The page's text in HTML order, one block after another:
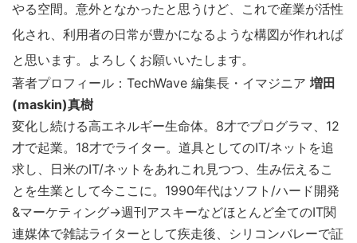
やる空間。意外となかったと思うけど、これで産業が活性
化され、利用者の日常が豊かになるような構図が作れれば
と思います。よろしくお願いいたします。
著者プロフィール：TechWave 編集長・イマジニア 増田
(maskin)真樹
変化し続ける高エネルギー生命体。8才でプログラマ、12
才で起業。18才でライター。道具としてのIT/ネットを追
求し、日米のIT/ネットをあれこれ見つつ、生み伝えるこ
とを生業として今ここに。1990年代はソフト/ハード開発
&マーケティング→週刊アスキーなどほとんど全てのIT関
連媒体で雑誌ライターとして疾走後、シリコンバレーで証